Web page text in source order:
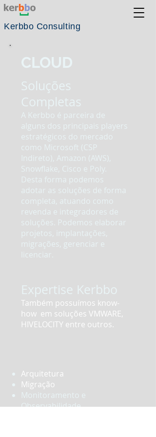
Kerbbo Consulting
CLOUD
Soluções
Completas
A Kerbbo é parceira de
alguns dos principais players
estratégicos do mercado
como Microsoft (CSP
Indireto), Amazon (AWS),
Snowflake, Cisco e Poly.
Desta forma podemos
adotar as soluções de forma
completa, atuando como
revenda e integradores de
soluções. Podemos elaborar
projetos, implantações,
migrações, gerenciar e
licenciar.
Expertise Kerbbo
Também possuímos know-
how em soluções VMWARE,
HIVELOCITY entre outros.
Arquitetura
Migração
Monitoramento e
Observabilidade